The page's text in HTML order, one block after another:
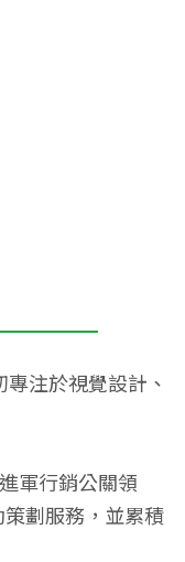
專注於視覺設計、
軍行銷公關領
劃服務，並累積